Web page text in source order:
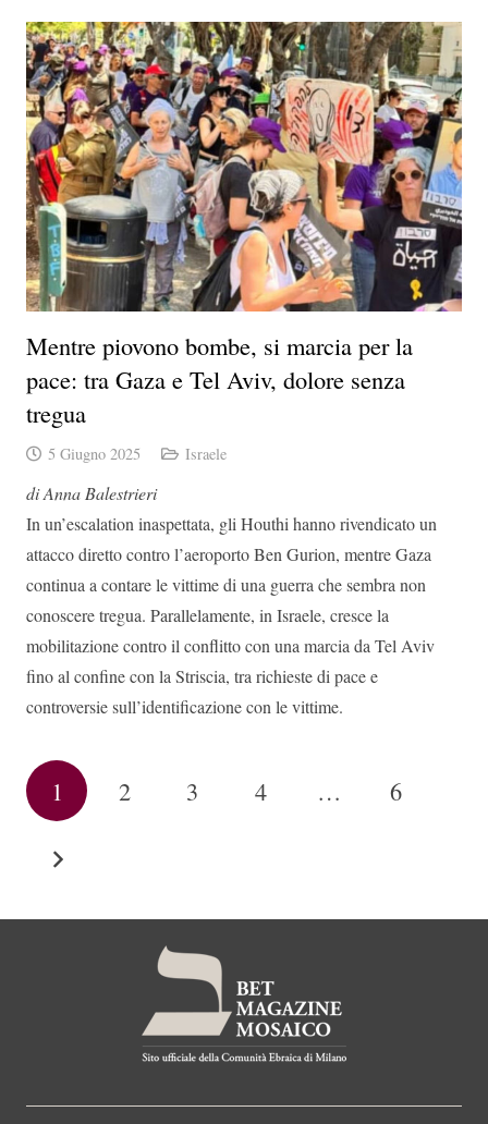
Mentre piovono bombe, si marcia per la
pace: tra Gaza e Tel Aviv, dolore senza
tregua
5 Giugno 2025 Israele
di Anna Balestrieri
In un’escalation inaspettata, gli Houthi hanno rivendicato un
attacco diretto contro l’aeroporto Ben Gurion, mentre Gaza
continua a contare le vittime di una guerra che sembra non
conoscere tregua. Parallelamente, in Israele, cresce la
mobilitazione contro il conflitto con una marcia da Tel Aviv
fino al confine con la Striscia, tra richieste di pace e
controversie sull’identificazione con le vittime.
1 2 3 4 … 6